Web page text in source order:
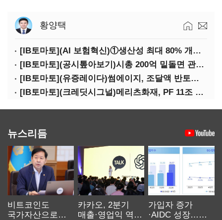
황양택
[IB토마토](AI 보험혁신)①생산성 최대 80% 개선…현실은 '실행 격차'
[IB토마토](공시톺아보기)시총 200억 밑돌면 관리종목…상폐 피하려면
[IB토마토](유증레이다)썸에이지, 조달액 반토막…시총 200억 못 넘으면 철회
[IB토마토](크레딧시그널)메리츠화재, PF 11조 노출…부동산 사업성 저하 우려
뉴스리듬
비트코인도
국가자산으로…'
카카오, 2분기
매출·영업익 역대
가입자 증가
·AIDC 성장…